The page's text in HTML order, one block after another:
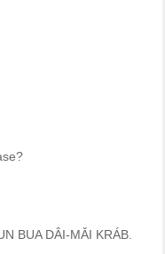
BUA DÂI-MǍI KRÁB.